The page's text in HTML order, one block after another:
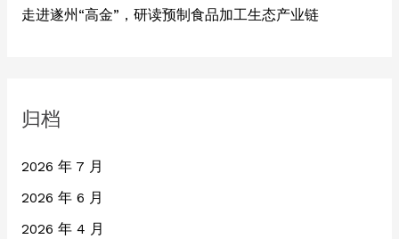
走进遂州“高金”，研读预制食品加工生态产业链
归档
2026 年 7 月
2026 年 6 月
2026 年 4 月